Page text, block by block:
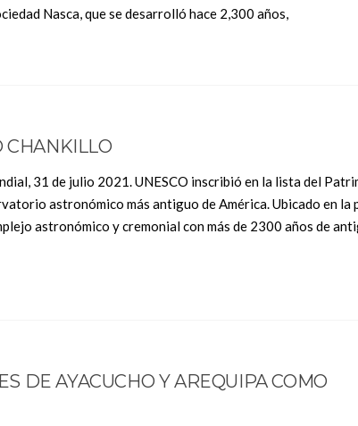
Nasca, que se desarrolló hace 2,300 años,
CHANKILLO
31 de julio 2021. UNESCO inscribió en la lista del
astronómico más antiguo de América. Ubicado en la
astronómico y cremonial con más de 2300 años de
DE AYACUCHO Y AREQUIPA COMO